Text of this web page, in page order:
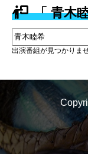
「 青木
出演番組が見つかりま